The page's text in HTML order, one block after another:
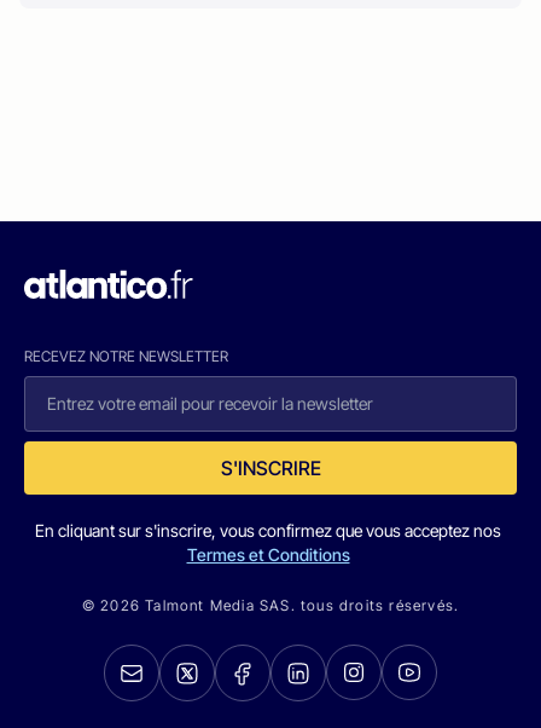
RECEVEZ NOTRE NEWSLETTER
S'INSCRIRE
En cliquant sur s'inscrire, vous confirmez que vous acceptez nos
Termes et Conditions
© 2026 Talmont Media SAS. tous droits réservés.